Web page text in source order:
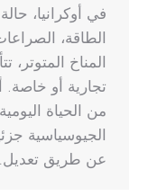
في أوكرانيا،
الطاقة،
المناخ المتوتر،
تجارية أو
من الحياة
الجيوسياسية
عن طريق